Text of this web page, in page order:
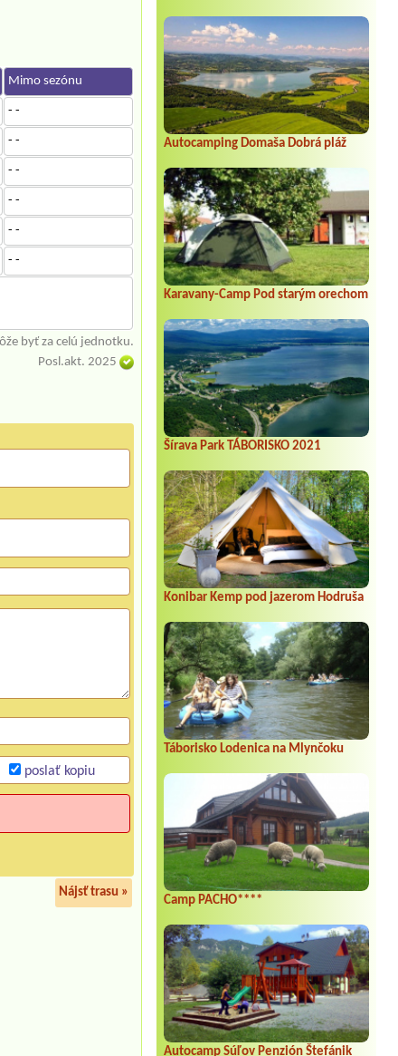
Autocamping Domaša Dobrá pláž
Karavany-Camp Pod starým orechom
Šírava Park TÁBORISKO 2021
Konibar Kemp pod jazerom Hodruša
Táborisko Lodenica na Mlynčoku
Camp PACHO****
Autocamp Súľov Penzión Štefánik
Mimo sezónu
- -
- -
- -
- -
- -
- -
byť za celú jednotku.
Posl.akt. 2025
poslať kopiu
Nájsť trasu »